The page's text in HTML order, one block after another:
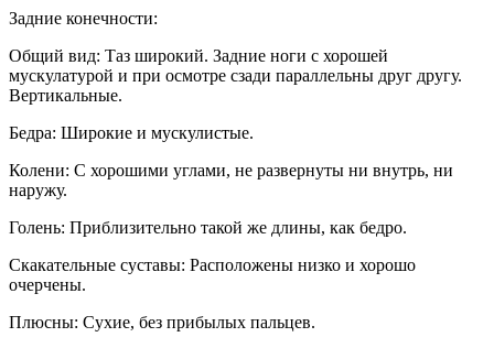
Задние конечности:
Общий вид: Таз широкий. Задние ноги с хорошей
мускулатурой и при осмотре сзади параллельны друг другу.
Вертикальные.
Бедра: Широкие и мускулистые.
Колени: С хорошими углами, не развернуты ни внутрь, ни
наружу.
Голень: Приблизительно такой же длины, как бедро.
Скакательные суставы: Расположены низко и хорошо
очерчены.
Плюсны: Сухие, без прибылых пальцев.